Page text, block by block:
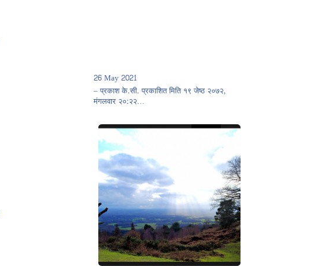
26 May 2021
– प्रकाश के.सी. प्रकाशित मिति १९ जेष्ठ २०७२,
मंगलवार २०:२२…